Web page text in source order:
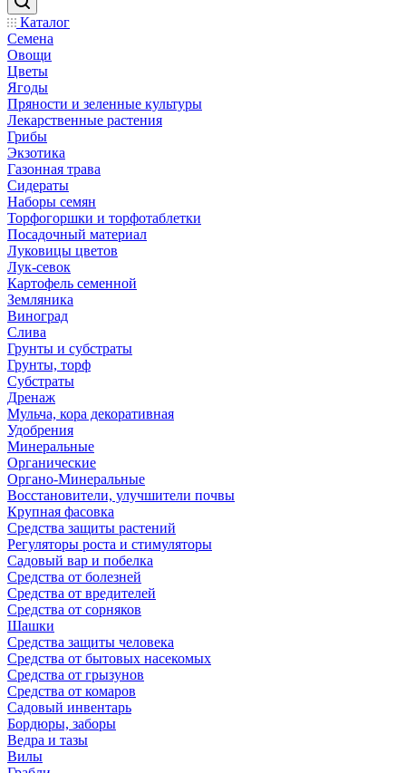
Каталог
Семена
Овощи
Цветы
Ягоды
Пряности и зеленные культуры
Лекарственные растения
Грибы
Экзотика
Газонная трава
Сидераты
Наборы семян
Торфогоршки и торфотаблетки
Посадочный материал
Луковицы цветов
Лук-севок
Картофель семенной
Земляника
Виноград
Слива
Грунты и субстраты
Грунты, торф
Субстраты
Дренаж
Мульча, кора декоративная
Удобрения
Минеральные
Органические
Органо-Минеральные
Восстановители, улучшители почвы
Крупная фасовка
Средства защиты растений
Регуляторы роста и стимуляторы
Садовый вар и побелка
Средства от болезней
Средства от вредителей
Средства от сорняков
Шашки
Средства защиты человека
Средства от бытовых насекомых
Средства от грызунов
Средства от комаров
Садовый инвентарь
Бордюры, заборы
Ведра и тазы
Вилы